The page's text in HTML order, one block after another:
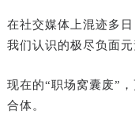
在社交媒体上混迹多
我们认识的极尽负面元
现在的“职场窝囊废”
合体。